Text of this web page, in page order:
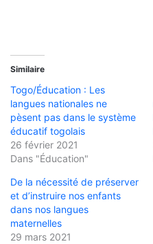
Similaire
Togo/Éducation : Les
langues nationales ne
pèsent pas dans le système
éducatif togolais
26 février 2021
Dans "Éducation"
De la nécessité de préserver
et d’instruire nos enfants
dans nos langues
maternelles
29 mars 2021